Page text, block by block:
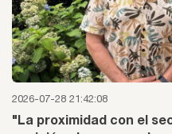
2026-07-28 21:42:08
"La proximidad con el